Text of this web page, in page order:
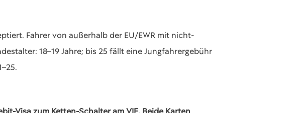
Fahrer von außerhalb der EU/EWR mit nicht-
18–19 Jahre; bis 25 fällt eine Jungfahrergebühr